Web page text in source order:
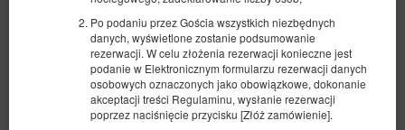
Po podaniu przez Gościa wszystkich niezbędnych
danych, wyświetlone zostanie podsumowanie
rezerwacji. W celu złożenia rezerwacji konieczne jest
podanie w Elektronicznym formularzu rezerwacji danych
osobowych oznaczonych jako obowiązkowe, dokonanie
akceptacji treści Regulaminu, wysłanie rezerwacji
poprzez naciśnięcie przycisku [Złóż zamówienie].
Apartament D z dwoma sypialniami
Dostępna liczba: 1
pow. 45,00 m2
2 sypialnie